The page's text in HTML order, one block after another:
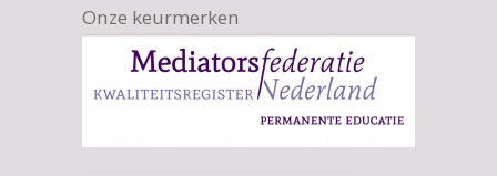
Onze keurmerken